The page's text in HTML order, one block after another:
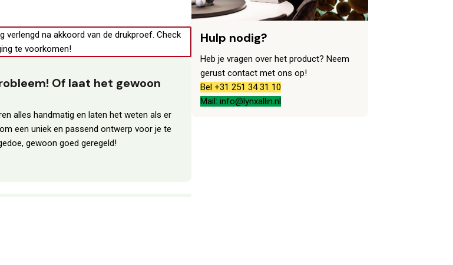
verlengd na akkoord van de drukproef. Check
te voorkomen!
Of laat het gewoon
alles handmatig en laten het weten als er
een uniek en passend ontwerp voor je te
gewoon goed geregeld!
Hulp nodig?
Heb je vragen over het product? Neem
gerust contact met ons op!
Bel +31 251 34 31 10
Mail: info@lynxallin.nl